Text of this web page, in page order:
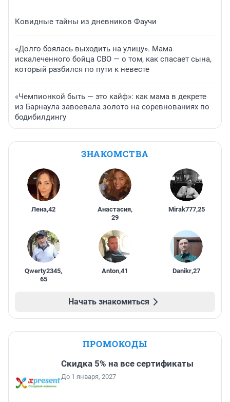
Ковидные тайны из дневников Фаучи
«Долго боялась выходить на улицу». Мама
искалеченного бойца СВО — о том, как спасает сына,
который разбился по пути к невесте
«Чемпионкой быть — это кайф»: как мама в декрете
из Барнаула завоевала золото на соревнованиях по
бодибилдингу
ЗНАКОМСТВА
Лена,42 Анастасия,
29
Mirak777,25
Qwerty2345,
65
Anton,41 Danikr,27
Начать знакомиться
ПРОМОКОДЫ
Скидка 5% на все сертификаты
До 1 января, 2027